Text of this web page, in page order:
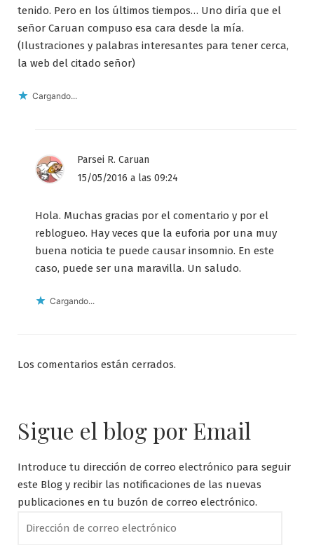
tenido. Pero en los últimos tiempos… Uno diría que el
señor Caruan compuso esa cara desde la mía.
(Ilustraciones y palabras interesantes para tener cerca,
la web del citado señor)
Cargando...
Parsei R. Caruan
15/05/2016 a las 09:24
Hola. Muchas gracias por el comentario y por el
reblogueo. Hay veces que la euforia por una muy
buena noticia te puede causar insomnio. En este
caso, puede ser una maravilla. Un saludo.
Cargando...
Los comentarios están cerrados.
Sigue el blog por Email
Introduce tu dirección de correo electrónico para seguir
este Blog y recibir las notificaciones de las nuevas
publicaciones en tu buzón de correo electrónico.